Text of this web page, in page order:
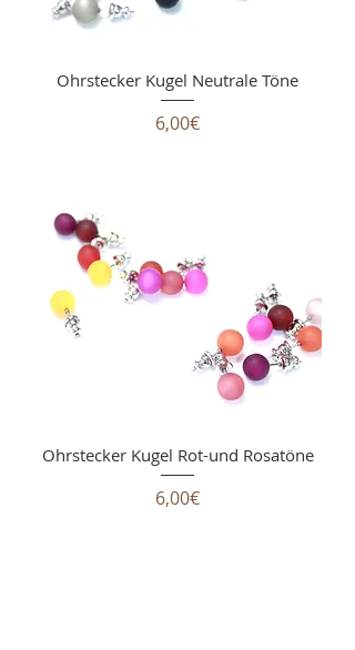
Ohrstecker Kugel Neutrale Töne
Price
6,00€
Ohrstecker Kugel Rot-und Rosatöne
Price
6,00€